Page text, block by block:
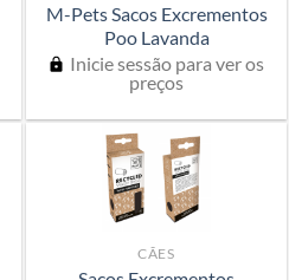
M-Pets Sacos Excrementos
Poo Lavanda
Inicie sessão para ver os
preços
CÃES